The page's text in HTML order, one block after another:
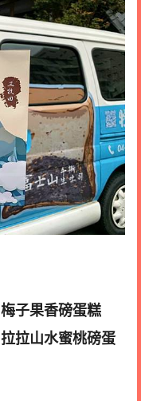
子果香磅蛋糕
山水蜜桃磅蛋